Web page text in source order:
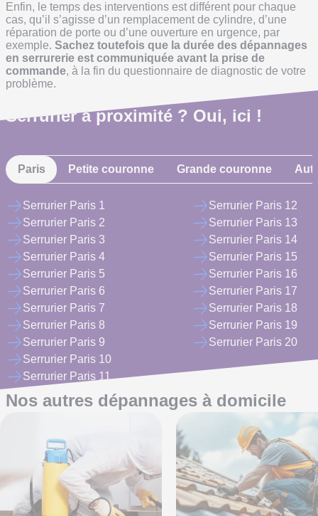
Enfin, le temps des interventions est différent pour chaque
cas, qu’il s’agisse d’un remplacement de cylindre, d’une
réparation de porte ou d’une ouverture en urgence, par
exemple. Sachez toutefois que la durée des dépannages
en serrurerie est communiquée avant la prise de
commande, à la fin du questionnaire de diagnostic de votre
problème.
Serrurier à proximité ? Oui, ici !
Paris Petite couronne Grande couronne
Serrurier Paris 1
Serrurier Paris 2
Serrurier Paris 3
Serrurier Paris 4
Serrurier Paris 5
Serrurier Paris 6
Serrurier Paris 7
Serrurier Paris 8
Serrurier Paris 9
Serrurier Paris 10
Serrurier Paris 11
Serrurier Paris 12
Serrurier Paris 13
Serrurier Paris 14
Serrurier Paris 15
Serrurier Paris 16
Serrurier Paris 17
Serrurier Paris 18
Serrurier Paris 19
Serrurier Paris 20
Nos autres dépannages à domicile